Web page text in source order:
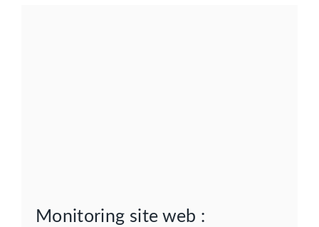
Monitoring site web :